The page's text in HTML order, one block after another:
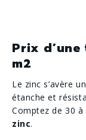
Prix
m2
Le zinc s’avère
étanche et
Comptez de 30
zinc.